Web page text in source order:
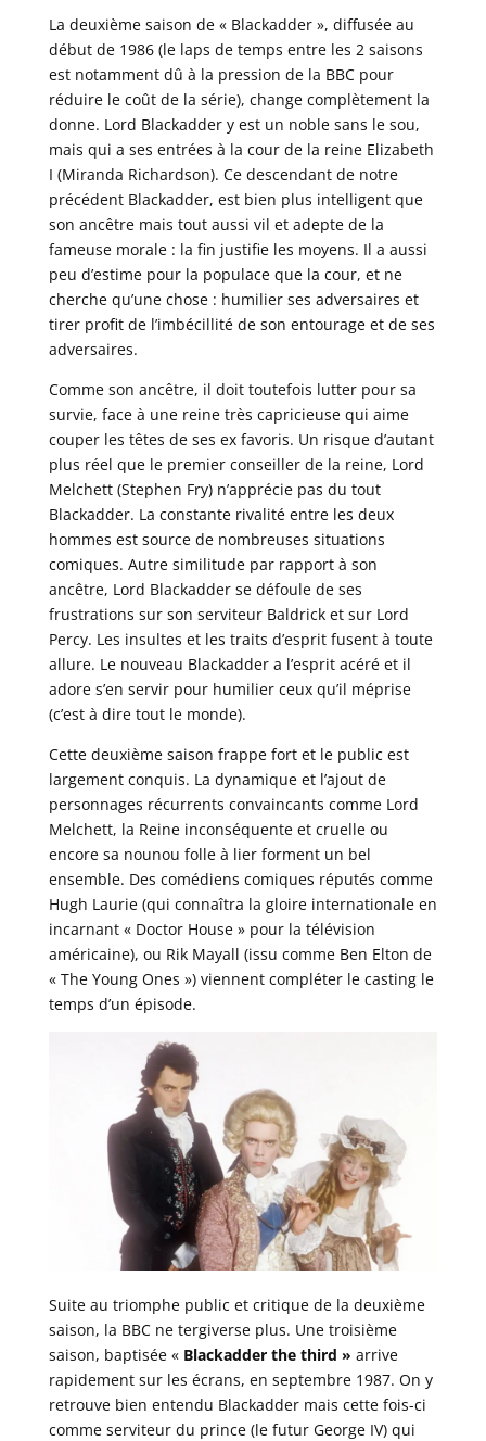
La deuxième saison de « Blackadder », diffusée au
début de 1986 (le laps de temps entre les 2 saisons
est notamment dû à la pression de la BBC pour
réduire le coût de la série), change complètement la
donne. Lord Blackadder y est un noble sans le sou,
mais qui a ses entrées à la cour de la reine Elizabeth
I (Miranda Richardson). Ce descendant de notre
précédent Blackadder, est bien plus intelligent que
son ancêtre mais tout aussi vil et adepte de la
fameuse morale : la fin justifie les moyens. Il a aussi
peu d’estime pour la populace que la cour, et ne
cherche qu’une chose : humilier ses adversaires et
tirer profit de l’imbécillité de son entourage et de ses
adversaires.
Comme son ancêtre, il doit toutefois lutter pour sa
survie, face à une reine très capricieuse qui aime
couper les têtes de ses ex favoris. Un risque d’autant
plus réel que le premier conseiller de la reine, Lord
Melchett (Stephen Fry) n’apprécie pas du tout
Blackadder. La constante rivalité entre les deux
hommes est source de nombreuses situations
comiques. Autre similitude par rapport à son
ancêtre, Lord Blackadder se défoule de ses
frustrations sur son serviteur Baldrick et sur Lord
Percy. Les insultes et les traits d’esprit fusent à toute
allure. Le nouveau Blackadder a l’esprit acéré et il
adore s’en servir pour humilier ceux qu’il méprise
(c’est à dire tout le monde).
Cette deuxième saison frappe fort et le public est
largement conquis. La dynamique et l’ajout de
personnages récurrents convaincants comme Lord
Melchett, la Reine inconséquente et cruelle ou
encore sa nounou folle à lier forment un bel
ensemble. Des comédiens comiques réputés comme
Hugh Laurie (qui connaîtra la gloire internationale en
incarnant « Doctor House » pour la télévision
américaine), ou Rik Mayall (issu comme Ben Elton de
« The Young Ones ») viennent compléter le casting le
temps d’un épisode.
Suite au triomphe public et critique de la deuxième
saison, la BBC ne tergiverse plus. Une troisième
saison, baptisée « Blackadder the third » arrive
rapidement sur les écrans, en septembre 1987. On y
retrouve bien entendu Blackadder mais cette fois-ci
comme serviteur du prince (le futur George IV) qui